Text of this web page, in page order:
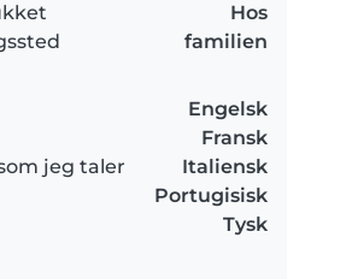
Hos
familien
jeg taler
Engelsk
Fransk
Italiensk
Portugisisk
Tysk